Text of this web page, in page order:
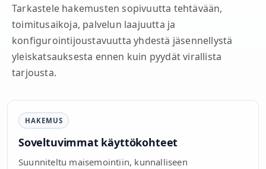
Tarkastele hakemusten sopivuutta tehtävään,
toimitusaikoja, palvelun laajuutta ja
konfigurointijoustavuutta yhdestä jäsennellystä
yleiskatsauksesta ennen kuin pyydät virallista
tarjousta.
HAKEMUS
Soveltuvimmat käyttökohteet
Suunniteltu maisemointiin, kunnalliseen